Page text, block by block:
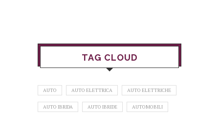
TAG CLOUD
AUTO AUTO ELETTRICA AUTO ELETTRICHE
AUTO IBRIDA AUTO IBRIDE AUTOMOBILI